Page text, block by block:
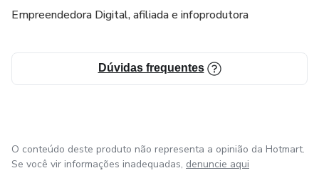
Empreendedora Digital, afiliada e infoprodutora
Dúvidas frequentes
O conteúdo deste produto não representa a opinião da Hotmart.
Se você vir informações inadequadas, denuncie aqui